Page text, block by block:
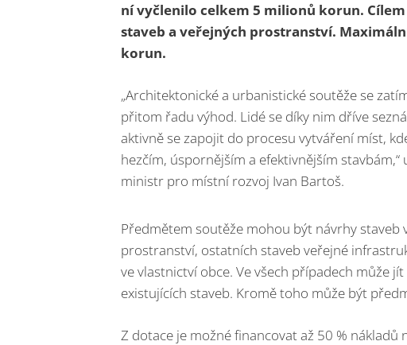
ní vyčlenilo celkem 5 milionů korun.
staveb a veřejných prostranství.
korun.
„Architektonické a urbanistické soutěže se
přitom řadu výhod. Lidé se díky nim dříve
aktivně se zapojit do procesu vytváření míst,
hezčím, úspornějším a efektivnějším
ministr pro místní rozvoj Ivan Bartoš.
Předmětem soutěže mohou být návrhy staveb
prostranství, ostatních staveb veřejné
ve vlastnictví obce. Ve všech případech může
existujících staveb. Kromě toho může být
Z dotace je možné financovat až 50 %